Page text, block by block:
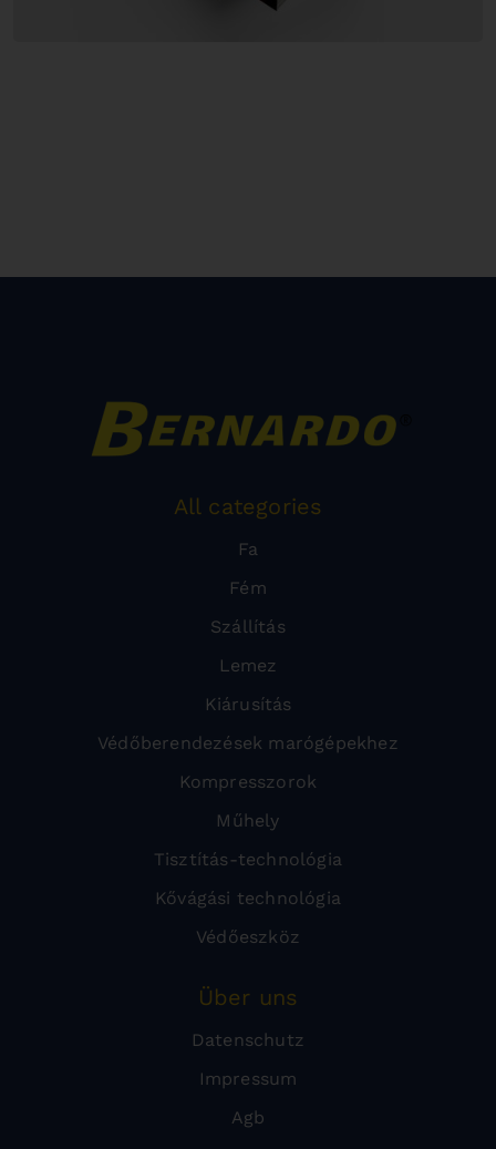
All categories
Fa
Fém
Szállítás
Lemez
Kiárusítás
Védőberendezések marógépekhez
Kompresszorok
Műhely
Tisztítás-technológia
Kővágási technológia
Védőeszköz
Über uns
Datenschutz
Impressum
Agb